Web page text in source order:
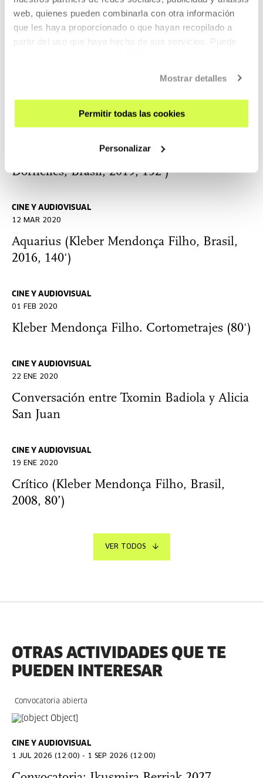
web, quienes pueden combinarla con otra información
que les haya proporcionado o que hayan recopilado a
partir del uso que haya hecho de sus servicios. Puede
Mostrar detalles
Permitir todas las cookies
Personalizar
CINE Y AUDIOVISUAL
Coutinho, Brasil, 1984, 119')
Bacurau, (Kleber Mendonça Filho y Juliano
Dornelles, Brasil, 2019, 132')
CINE Y AUDIOVISUAL
12 MAR 2020
Aquarius (Kleber Mendonça Filho, Brasil,
2016, 140')
CINE Y AUDIOVISUAL
01 FEB 2020
Kleber Mendonça Filho. Cortometrajes (80')
CINE Y AUDIOVISUAL
22 ENE 2020
Conversación entre Txomin Badiola y Alicia
San Juan
CINE Y AUDIOVISUAL
19 ENE 2020
Crítico (Kleber Mendonça Filho, Brasil,
2008, 80’)
VER TODOS
OTRAS ACTIVIDADES QUE TE
PUEDEN INTERESAR
Convocatoria abierta
CINE Y AUDIOVISUAL
1 JUL 2026 (12:00) - 1 SEP 2026 (12:00)